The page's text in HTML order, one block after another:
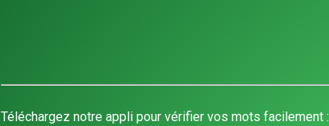
Téléchargez notre appli pour vérifier vos mots facilement :